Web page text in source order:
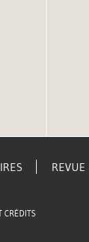
REVUE
CRÉDITS